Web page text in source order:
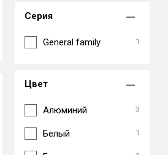
Серия
General family 1
Цвет
Алюминий 3
Белый 1